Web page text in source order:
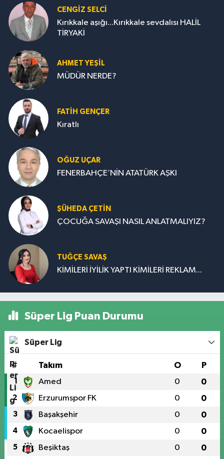
CENGİZ SELCİ
Kırıkkale aşığı...Kırıkkale sevdalısı HALİL
TİRYAKİ
AHMET YEŞİL
MÜDÜR NERDE?
FATIH GENÇER
Kıratlı
OĞUZ UÇAR
FENERBAHÇE’NİN ATATÜRK AŞKI
ŞÜHEDA ÇETİN
ÇOCUĞA SAVAŞI NASIL ANLATMALIYIZ?
TUĞÇE SAVAŞ
KİMİLERİ İYİLİK YAPTI KİMİLERİ REKLAM...
Süper Lig Puan Durumu
Süper Lig
# Takım O P
1 Amed 0 0
2 Erzurumspor FK 0 0
3 Başakşehir 0 0
4 Kocaelispor 0 0
5 Beşiktaş 0 0